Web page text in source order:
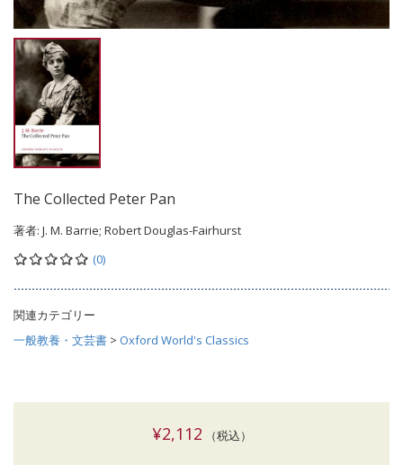
The Collected Peter Pan
著者: J. M. Barrie; Robert Douglas-Fairhurst
(0)
関連カテゴリー
一般教養・文芸書 > Oxford World's Classics
¥2,112 （税込）